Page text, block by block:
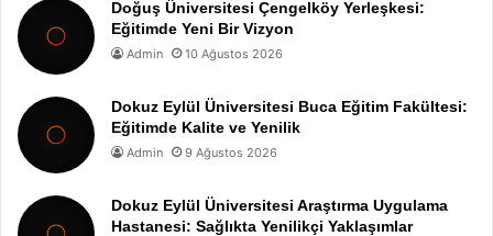
Doğuş Üniversitesi Çengelköy Yerleşkesi:
Eğitimde Yeni Bir Vizyon
Admin 10 Ağustos 2026
Dokuz Eylül Üniversitesi Buca Eğitim Fakültesi:
Eğitimde Kalite ve Yenilik
Admin 9 Ağustos 2026
Dokuz Eylül Üniversitesi Araştırma Uygulama
Hastanesi: Sağlıkta Yenilikçi Yaklaşımlar